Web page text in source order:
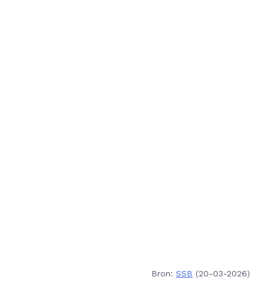
Bron: SSB (20-03-2026)